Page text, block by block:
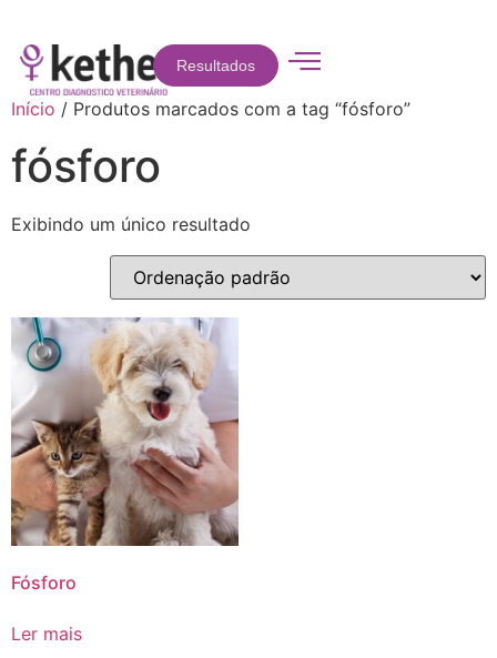
Resultados
Início / Produtos marcados com a tag “fósforo”
fósforo
Exibindo um único resultado
Fósforo
Ler mais